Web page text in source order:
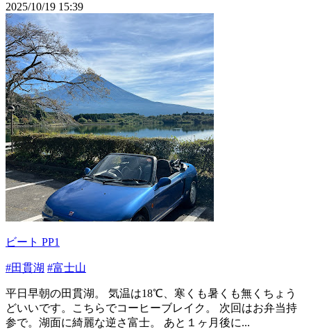
2025/10/19 15:39
ビート PP1
#田貫湖 #富士山
平日早朝の田貫湖。 気温は18℃、寒くも暑くも無くちょう
どいいです。こちらでコーヒーブレイク。 次回はお弁当持
参で。湖面に綺麗な逆さ富士。 あと１ヶ月後に...